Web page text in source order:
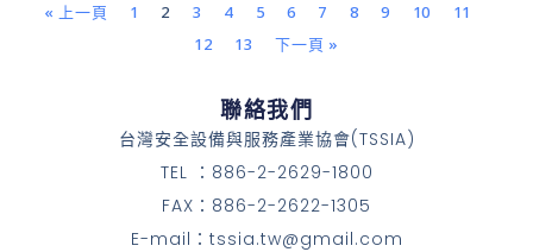
« 上一頁 1 2 3 4 5 6 7 8 9 10
11
12
13 下一頁 »
聯絡我們
台灣安全設備與服務產業協會(TSSIA)
TEL ：886-2-2629-1800
FAX：886-2-2622-1305
E-mail：tssia.tw@gmail.com